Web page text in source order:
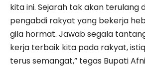
kita ini. Sejarah tak akan terulang
pengabdi rakyat yang bekerja
gila hormat. Jawab segala
kerja terbaik kita pada rakyat,
terus semangat,” tegas Bupati